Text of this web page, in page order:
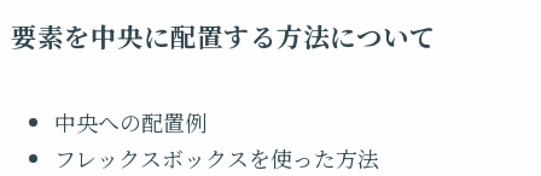
要素を中央に配置する方法について
中央への配置例
フレックスボックスを使った方法